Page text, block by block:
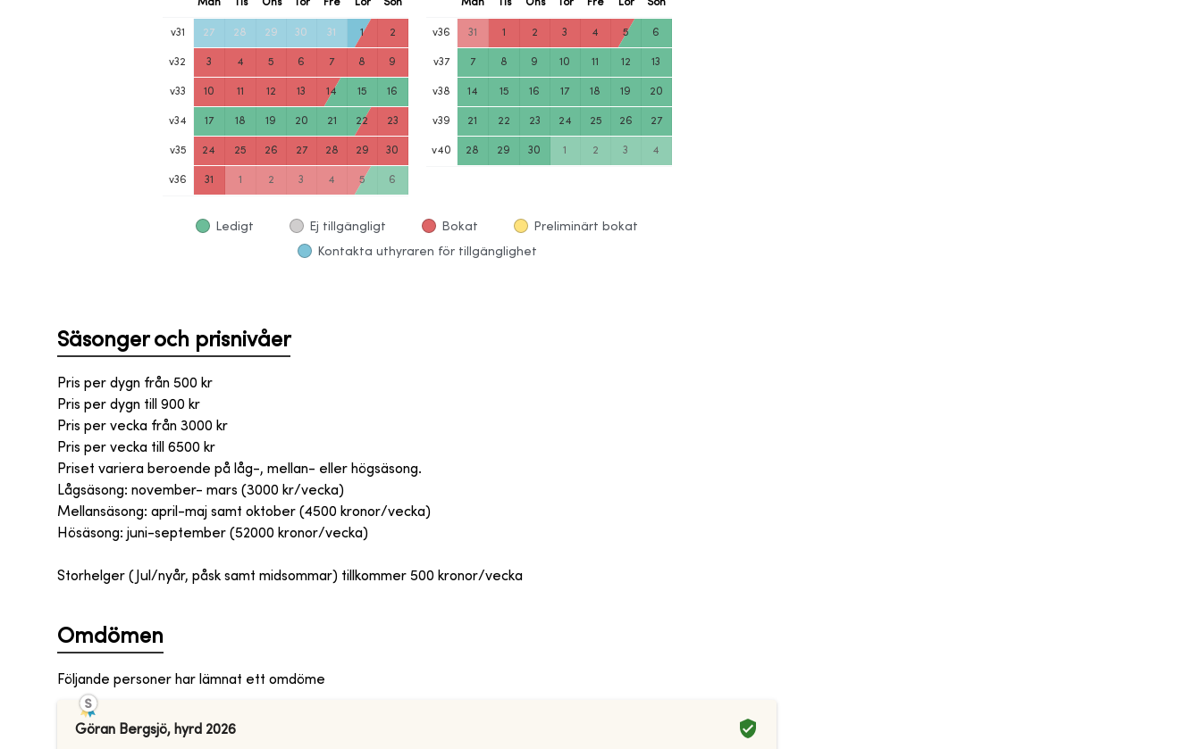
Mån Tis Ons Tor Fre Lör Sön
v31 27 28 29 30 31 1 2
v32 3 4 5 6 7 8 9
v33 10 11 12 13 14 15 16
v34 17 18 19 20 21 22 23
v35 24 25 26 27 28 29 30
v36 31 1 2 3 4 5 6
Mån Tis Ons Tor Fre Lör Sön
v36 31 1 2 3 4 5 6
v37 7 8 9 10 11 12 13
v38 14 15 16 17 18 19 20
v39 21 22 23 24 25 26 27
v40 28 29 30 1 2 3 4
Ledigt Ej tillgängligt Bokat Preliminärt bokat
Kontakta uthyraren för tillgänglighet
Säsonger och prisnivåer
Pris per dygn från 500 kr
Pris per dygn till
900 kr
Pris per vecka från 3000 kr
Pris per vecka till
6500 kr
Priset variera beroende på låg-, mellan- eller högsäsong.
Lågsäsong: november- mars (3000 kr/vecka)
Mellansäsong: april-maj samt oktober (4500 kronor/vecka)
Hösäsong: juni-september (52000 kronor/vecka)
Storhelger (Jul/nyår, påsk samt midsommar) tillkommer 500 kronor/vecka
Omdömen
Följande personer har lämnat ett omdöme
Göran Bergsjö, hyrd 2026